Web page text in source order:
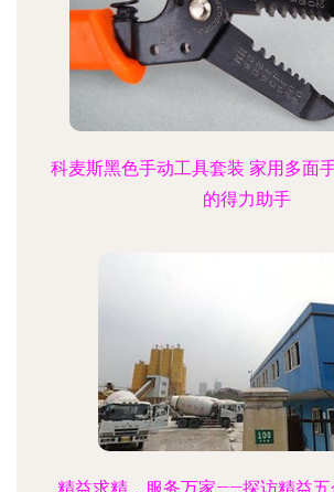
科麦斯黑色手动工具套装 家用多面
的得力助手